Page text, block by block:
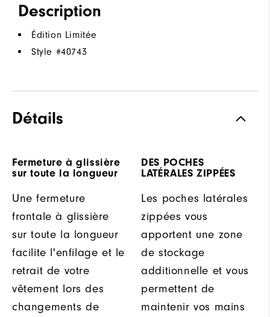
Description
Édition Limitée
Style #40743
Détails
Fermeture à glissière
sur toute la longueur
Une fermeture
frontale à glissière
sur toute la longueur
facilite l'enfilage et le
retrait de votre
vêtement lors des
changements de
DES POCHES
LATÉRALES ZIPPÉES
Les poches latérales
zippées vous
apportent une zone
de stockage
additionnelle et vous
permettent de
maintenir vos mains